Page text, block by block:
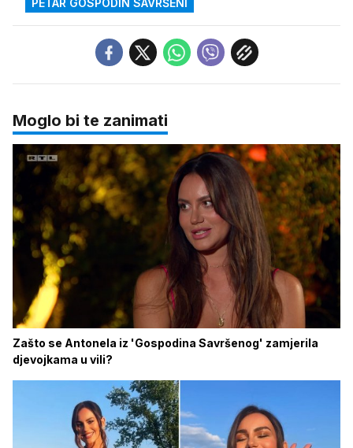
PETAR GOSPODIN SAVRŠENI
Moglo bi te zanimati
Zašto se Antonela iz 'Gospodina Savršenog' zamjerila
djevojkama u vili?